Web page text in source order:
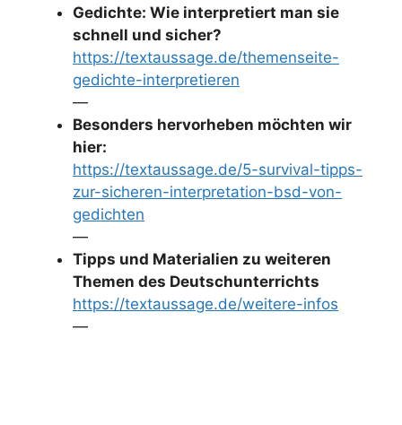
Gedichte: Wie interpretiert man sie
schnell und sicher?
https://textaussage.de/themenseite-
gedichte-interpretieren
—
Besonders hervorheben möchten wir
hier:
https://textaussage.de/5-survival-tipps-
zur-sicheren-interpretation-bsd-von-
gedichten
—
Tipps und Materialien zu weiteren
Themen des Deutschunterrichts
https://textaussage.de/weitere-infos
—